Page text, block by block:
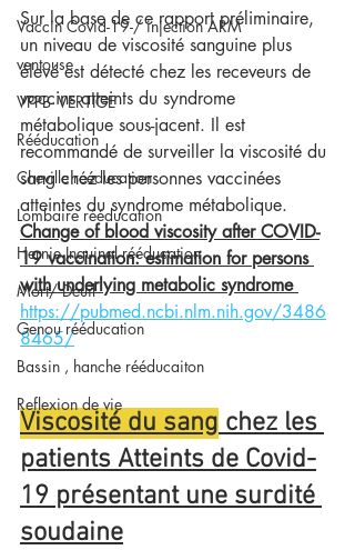
Vaccin Covid-19-/ injection ARM
ventouse
VPPB- VERTIGE
Rééducation
Cheville rééducation
Lombaire rééducation
Hernie Inguinal rééducation
Mort/ Deuil
Genou rééducation
Bassin , hanche rééducaiton
Reflexion de vie
Sur la base de ce rapport préliminaire,
un niveau de viscosité sanguine plus
élevé est détecté chez les receveurs de
vaccins atteints du syndrome
métabolique sous-jacent. Il est
recommandé de surveiller la viscosité du
sang chez les personnes vaccinées
atteintes du syndrome métabolique.
Change of blood viscosity after COVID-
19 vaccination: estimation for persons
with underlying metabolic syndrome
https://pubmed.ncbi.nlm.nih.gov/3486
8465/
Viscosité du sang chez les
patients Atteints de Covid-
19 présentant une surdité
soudaine